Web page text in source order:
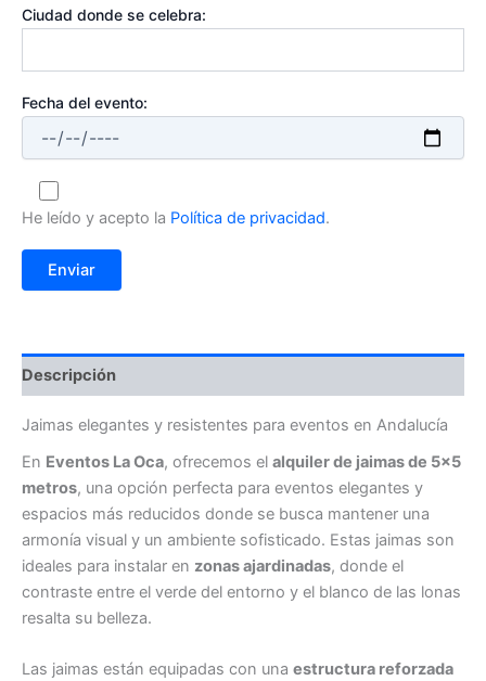
Ciudad donde se celebra:
Fecha del evento:
He leído y acepto la Política de privacidad.
Descripción
Jaimas elegantes y resistentes para eventos en Andalucía
En Eventos La Oca, ofrecemos el alquiler de jaimas de 5×5
metros, una opción perfecta para eventos elegantes y
espacios más reducidos donde se busca mantener una
armonía visual y un ambiente sofisticado. Estas jaimas son
ideales para instalar en zonas ajardinadas, donde el
contraste entre el verde del entorno y el blanco de las lonas
resalta su belleza.
Las jaimas están equipadas con una estructura reforzada